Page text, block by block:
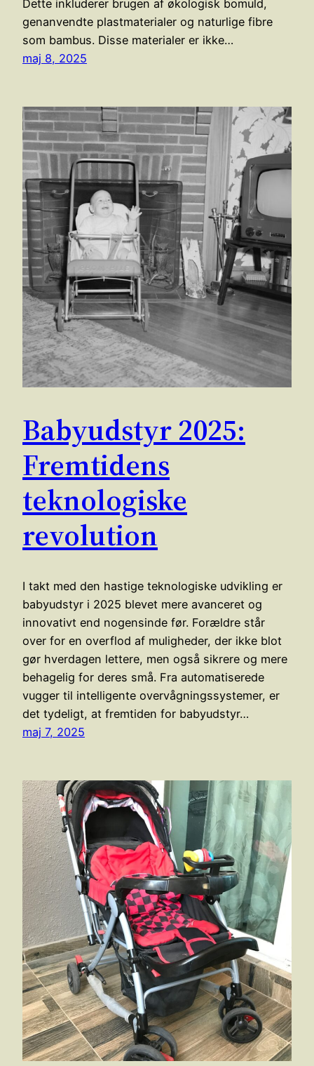
Dette inkluderer brugen af økologisk bomuld,
genanvendte plastmaterialer og naturlige fibre
som bambus. Disse materialer er ikke…
maj 8, 2025
Babyudstyr 2025:
Fremtidens
teknologiske
revolution
I takt med den hastige teknologiske udvikling er
babyudstyr i 2025 blevet mere avanceret og
innovativt end nogensinde før. Forældre står
over for en overflod af muligheder, der ikke blot
gør hverdagen lettere, men også sikrere og mere
behagelig for deres små. Fra automatiserede
vugger til intelligente overvågningssystemer, er
det tydeligt, at fremtiden for babyudstyr…
maj 7, 2025